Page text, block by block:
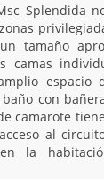
Splendida
tamaño
camas
espacio
con
camarote
al
la